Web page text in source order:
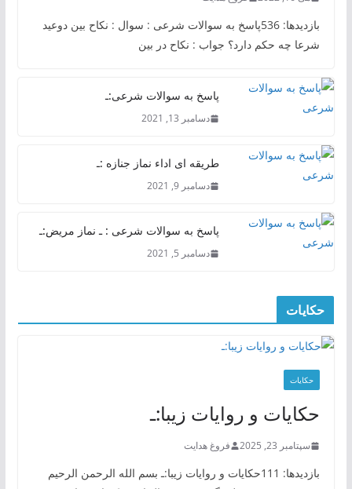
بازدیدها: 536پاسخ به سوالات شرعی : سوال : نکاح بین دوعید
شرعا چه حکم دارد؟ جواب : نکاح در بین
پاسخ به سوالات شرعی:ـ
دسامبر 13, 2021
طریقه ای اداء نماز جنازه :ـ
دسامبر 9, 2021
پاسخ به سوالات شرعی : ـ نماز مریض:ـ
دسامبر 5, 2021
حکایات
حکایات
حکایات و روایات زیبا:ـ
سپتامبر 23, 2025 فروغ هدایت
بازدیدها: 111حکایات و روایات زیبا:ـ بسم الله الرحمن الرحیم